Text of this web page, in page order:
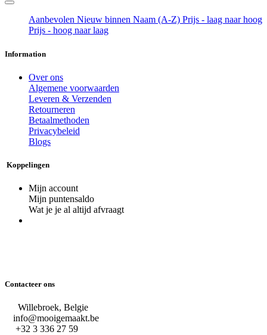
Aanbevolen Nieuw binnen Naam (A-Z) Prijs - laag naar hoog
Prijs - hoog naar laag
Information
Over ons
Algemene voorwaarden
Leveren & Verzenden
Retourneren
Betaalmethoden
Privacybeleid
Blogs
Koppelingen
Mijn account
Mijn puntensaldo
Wat je je al altijd afvraagt
Contacteer ons
Willebroek, Belgie
info@mooigemaakt.be
+32 3 336 27 59